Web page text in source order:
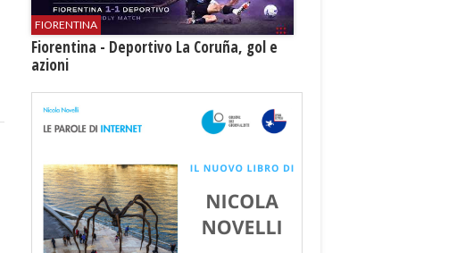
FIORENTINA
Fiorentina - Deportivo La Coruña, gol e
azioni